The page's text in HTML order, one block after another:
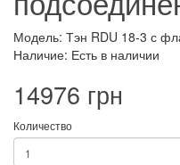
Модель: Тэн RDU 18-3 с
Наличие: Есть в наличии
14976 грн
Количество